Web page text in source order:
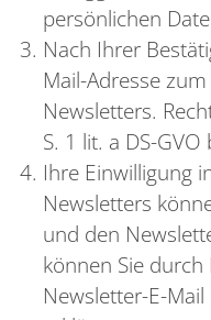
persönlichen
Nach Ihrer
Mail-Adresse
Newsletters.
S. 1 lit. a DS-
Ihre Einwilligung
Newsletters
und den
können Sie
Newsletter-E-